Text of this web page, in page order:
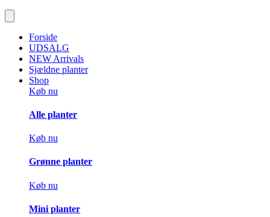
Forside
UDSALG
NEW Arrivals
Sjældne planter
Shop
Køb nu
Alle planter
Køb nu
Grønne planter
Køb nu
Mini planter